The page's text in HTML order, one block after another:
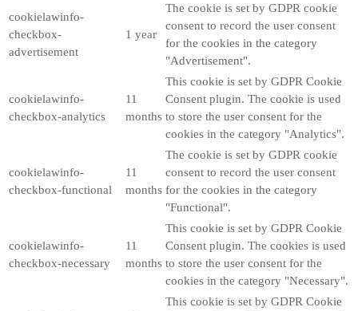
cookielawinfo-
checkbox-
advertisement
1 year
The cookie is set by GDPR cookie
consent to record the user consent
for the cookies in the category
"Advertisement".
cookielawinfo-
checkbox-analytics
11
months
This cookie is set by GDPR Cookie
Consent plugin. The cookie is used
to store the user consent for the
cookies in the category "Analytics".
cookielawinfo-
checkbox-functional
11
months
The cookie is set by GDPR cookie
consent to record the user consent
for the cookies in the category
"Functional".
cookielawinfo-
checkbox-necessary
11
months
This cookie is set by GDPR Cookie
Consent plugin. The cookies is used
to store the user consent for the
cookies in the category "Necessary".
This cookie is set by GDPR Cookie